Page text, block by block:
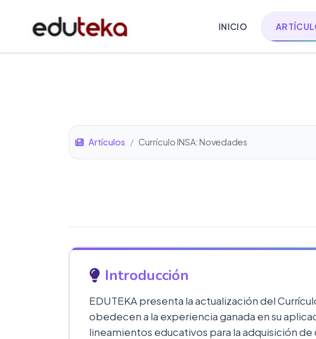
INICIO
Artículos / Currículo INSA: Novedades
Introducción
EDUTEKA presenta la actualización del
obedecen a la experiencia ganada en su
lineamientos educativos para la adquisición